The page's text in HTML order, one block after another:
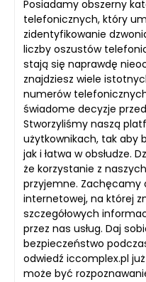
Posiadamy obszerny
telefonicznych, który
zidentyfikowanie
liczby oszustów
stają się naprawdę
znajdziesz wiele
numerów
świadome decyzje
Stworzyliśmy naszą
użytkownikach, tak aby
jak i łatwa w obsłudze.
że korzystanie z
przyjemne. Zachęcamy
internetowej, na której
szczegółowych
przez nas usług. Daj
bezpieczeństwo
odwiedź iccomplex.pl
może być